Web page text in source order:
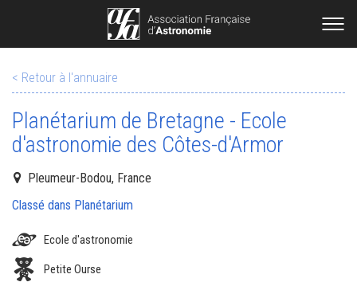
< Retour à l'annuaire
Planétarium de Bretagne - Ecole
d'astronomie des Côtes-d'Armor
Pleumeur-Bodou, France
Classé dans Planétarium
Ecole d'astronomie
Petite Ourse